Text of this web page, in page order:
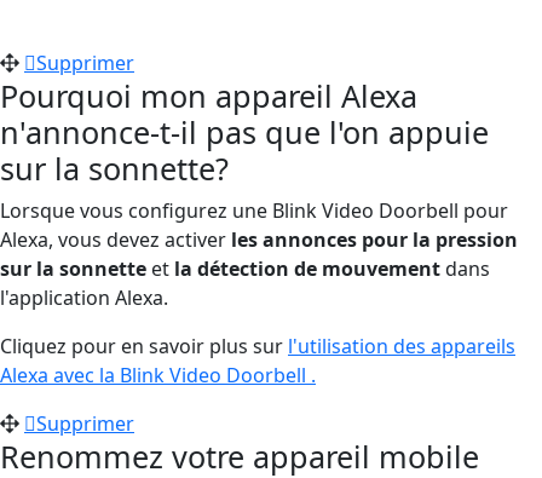
Supprimer
Pourquoi mon appareil Alexa
n'annonce-t-il pas que l'on appuie
sur la sonnette?
Lorsque vous configurez une Blink Video Doorbell pour
Alexa, vous devez activer les annonces pour la pression
sur la sonnette et la détection de mouvementdans
l'application Alexa.
Cliquez pour en savoir plus sur l'utilisation des appareils
Alexa avec la Blink Video Doorbell .
Supprimer
Renommez votre appareil mobile